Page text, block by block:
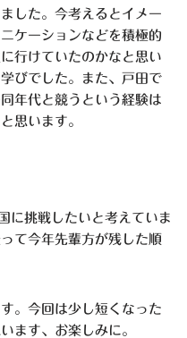
した。今考えるとイメー
ケーションなどを積極的
行けていたのかなと思い
びでした。また、戸田で
年代と競うという経験は
思います。
挑戦したいと考えていま
て今年先輩方が残した順
。今回は少し短くなった
ます、お楽しみに。